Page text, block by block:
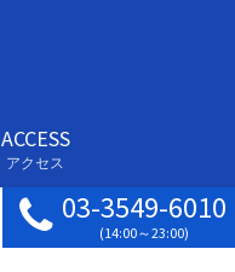
ACCESS
アクセス
03-3549-6010
(14:00～23:00)